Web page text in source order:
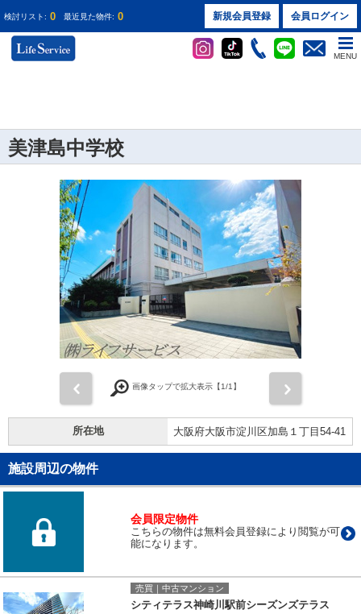
検討リスト: 0 最近見た物件: 0 新規会員登録 会員ログイン
MENU
美津島中学校
画像タップで拡大表示【1/1】
所在地 大阪府大阪市淀川区加島１丁目54-41
施設周辺の物件
会員限定物件
こちらの物件は無料会員登録により閲覧が可
能になります。
売買｜中古マンション
シティテラス神崎川駅前シーズンズテラス